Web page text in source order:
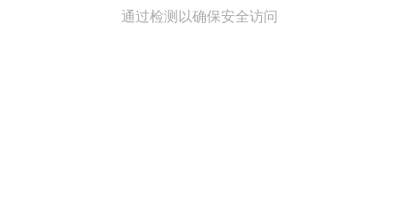
通过检测以确保安全访问